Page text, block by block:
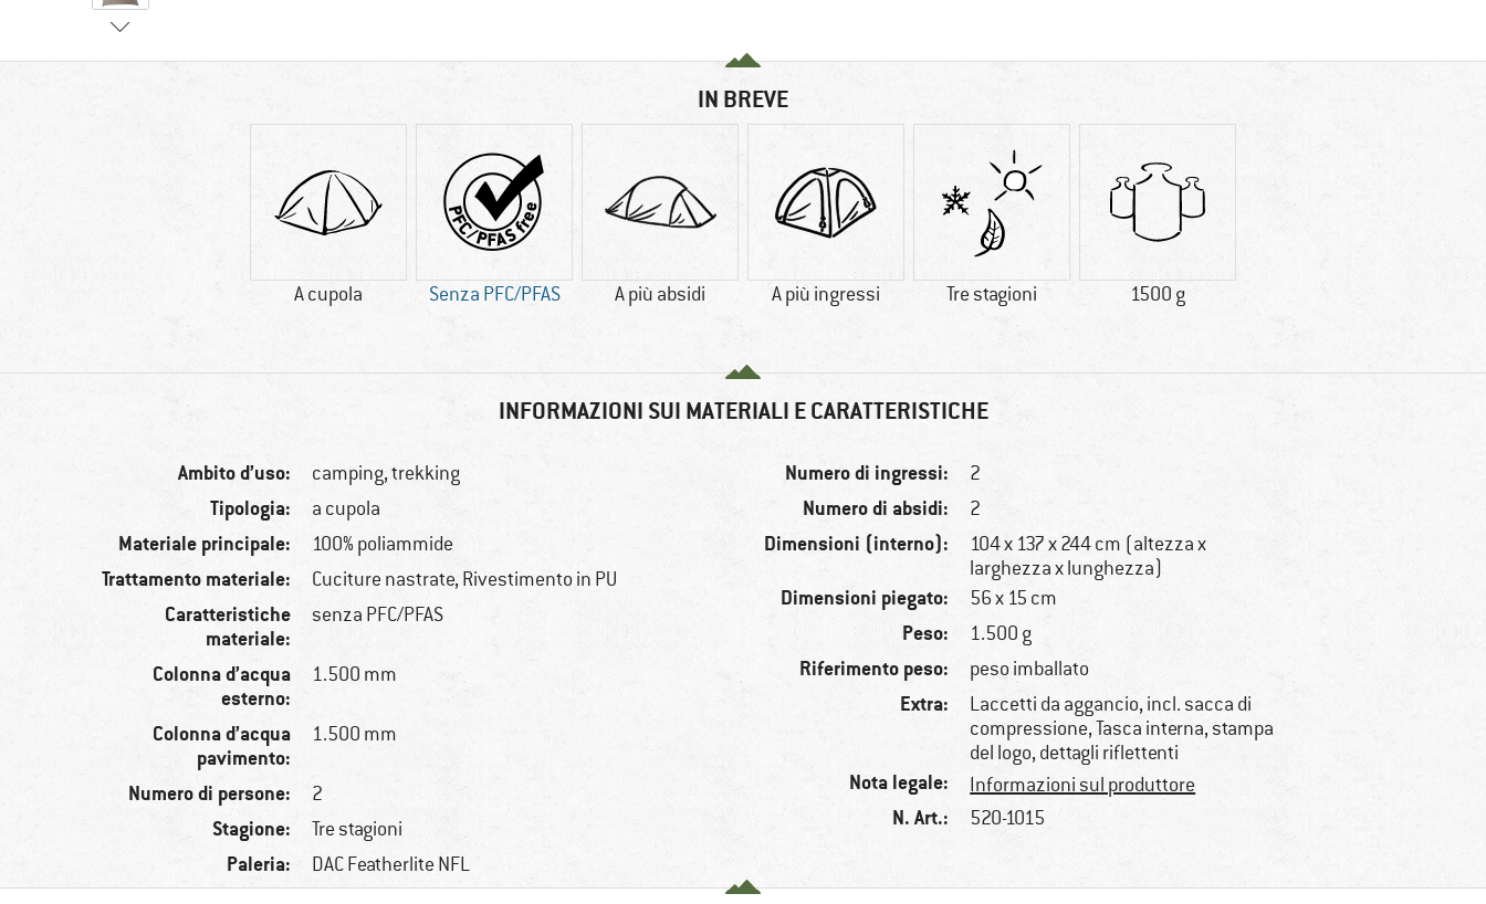
IN BREVE
A cupola Senza PFC/PFAS A più absidi A più ingressi Tre stagioni 1500 g
INFORMAZIONI SUI MATERIALI E CARATTERISTICHE
Ambito d’uso: camping, trekking
Tipologia: a cupola
Materiale principale: 100% poliammide
Trattamento materiale: Cuciture nastrate, Rivestimento in PU
Caratteristiche
materiale:
senza PFC/PFAS
Colonna d’acqua
esterno:
1.500 mm
Colonna d’acqua
pavimento:
1.500 mm
Numero di persone: 2
Stagione: Tre stagioni
Paleria: DAC Featherlite NFL
Numero di ingressi: 2
Numero di absidi: 2
Dimensioni (interno):
104 x 137 x 244 cm (altezza x
larghezza x lunghezza)
Dimensioni piegato: 56 x 15 cm
Peso: 1.500 g
Riferimento peso: peso imballato
Extra:
Laccetti da aggancio, incl. sacca di
compressione, Tasca interna, stampa
del logo, dettagli riflettenti
Nota legale: Informazioni sul produttore
N. Art.: 520-1015